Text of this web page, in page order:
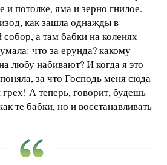
и потолке, яма и зерно гнилое.
как зашла однажды в
а там бабки на коленях
что за ерунда? какому
любу набивают? И когда я это
за что Господь меня сюда
грех! А теперь, говорит, будешь
те бабки, но и восстанавливать